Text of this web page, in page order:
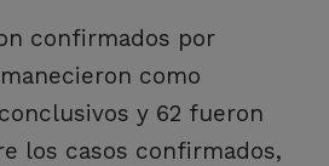
confirmados por
como
y 62 fueron
los casos confirmados,